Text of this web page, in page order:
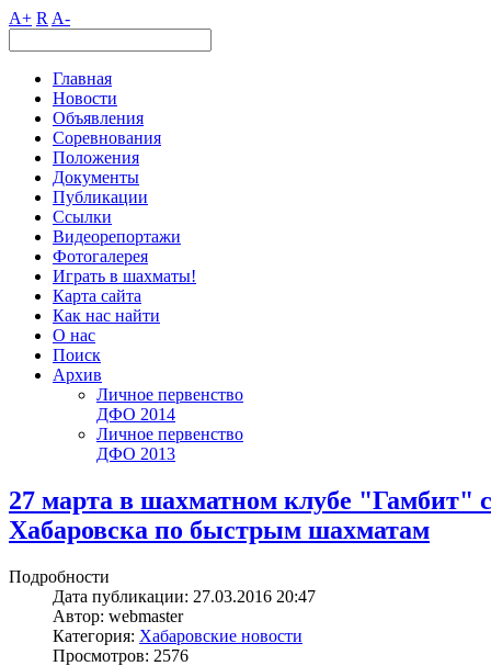
A+ R A-
Главная
Новости
Объявления
Соревнования
Положения
Документы
Публикации
Ссылки
Видеорепортажи
Фотогалерея
Играть в шахматы!
Карта сайта
Как нас найти
О нас
Поиск
Архив
Личное первенство
ДФО 2014
Личное первенство
ДФО 2013
27 марта в шахматном клубе "Гамбит"
Хабаровска по быстрым шахматам
Подробности
Дата публикации: 27.03.2016 20:47
Автор: webmaster
Категория: Хабаровские новости
Просмотров: 2576